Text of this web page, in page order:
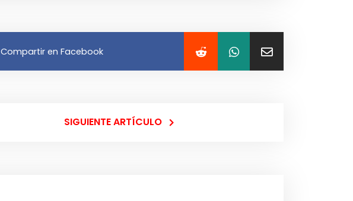
Compartir en Facebook
SIGUIENTE ARTÍCULO